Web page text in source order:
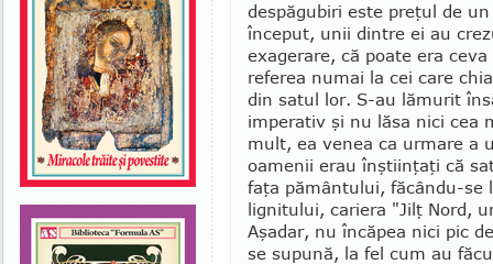
despăgubiri este preţul de
început, unii dintre ei au
exage­rare, că poate era
referea numai la cei care
din satul lor. S-au lămurit
imperativ şi nu lăsa nici cea
mult, ea venea ca urmare a
oamenii erau înştiinţaţi că
faţa pământului, făcându-se
lignitului, cariera "Jilţ Nord,
Aşadar, nu încăpea nici pic
se supună, la fel cum au